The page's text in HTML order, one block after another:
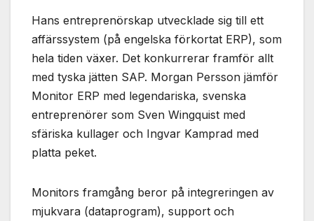
Hans entreprenörskap utvecklade sig till ett
affärssystem (på engelska förkortat ERP), som
hela tiden växer. Det konkurrerar framför allt
med tyska jätten SAP. Morgan Persson jämför
Monitor ERP med legendariska, svenska
entreprenörer som Sven Wingquist med
sfäriska kullager och Ingvar Kamprad med
platta peket.
Monitors framgång beror på integreringen av
mjukvara (dataprogram), support och